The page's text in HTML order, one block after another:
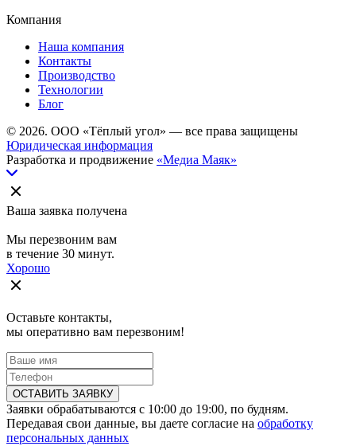
Компания
Наша компания
Контакты
Производство
Технологии
Блог
© 2026. ООО «Тёплый угол» — все права защищены
Юридическая информация
Разработка и продвижение «Медиа Маяк»
Ваша заявка получена
Мы перезвоним вам
в течение 30 минут.
Хорошо
Оставьте контакты,
мы оперативно вам перезвоним!
ОСТАВИТЬ ЗАЯВКУ
Заявки обрабатываются с 10:00 до 19:00, по будням.
Передавая свои данные, вы даете согласие на обработку
персональных данных